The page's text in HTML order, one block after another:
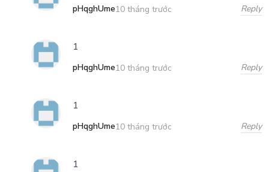
pHqghUme10 tháng trước Reply
1
pHqghUme10 tháng trước Reply
1
pHqghUme10 tháng trước Reply
1